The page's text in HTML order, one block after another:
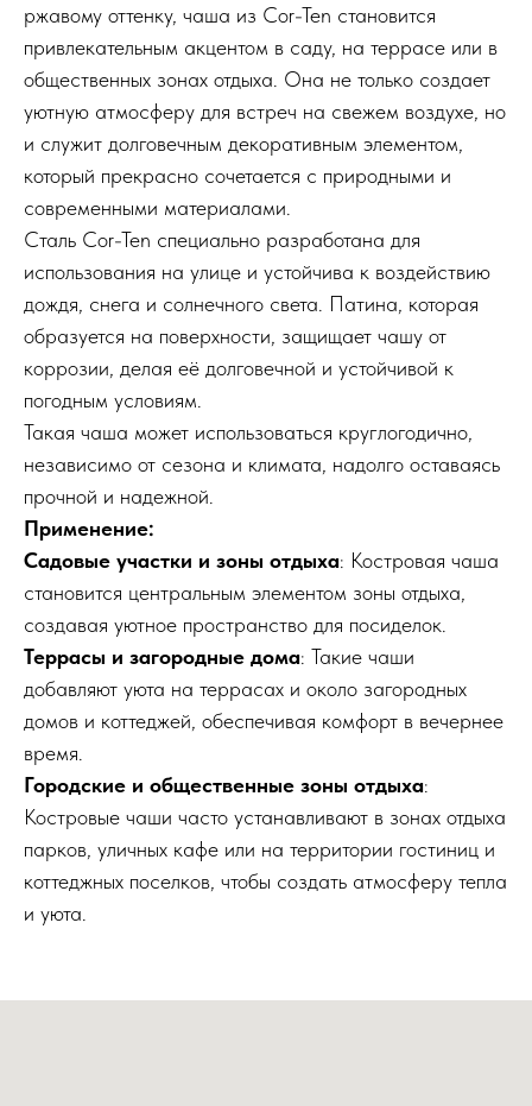
ржавому оттенку, чаша из Cor-Ten становится
привлекательным акцентом в саду, на террасе или в
общественных зонах отдыха. Она не только создает
уютную атмосферу для встреч на свежем воздухе, но
и служит долговечным декоративным элементом,
который прекрасно сочетается с природными и
современными материалами.
Сталь Cor-Ten специально разработана для
использования на улице и устойчива к воздействию
дождя, снега и солнечного света. Патина, которая
образуется на поверхности, защищает чашу от
коррозии, делая её долговечной и устойчивой к
погодным условиям.
Такая чаша может использоваться круглогодично,
независимо от сезона и климата, надолго оставаясь
прочной и надежной.
Применение:
Садовые участки и зоны отдыха: Костровая чаша
становится центральным элементом зоны отдыха,
создавая уютное пространство для посиделок.
Террасы и загородные дома: Такие чаши
добавляют уюта на террасах и около загородных
домов и коттеджей, обеспечивая комфорт в вечернее
время.
Городские и общественные зоны отдыха:
Костровые чаши часто устанавливают в зонах отдыха
парков, уличных кафе или на территории гостиниц и
коттеджных поселков, чтобы создать атмосферу тепла
и уюта.